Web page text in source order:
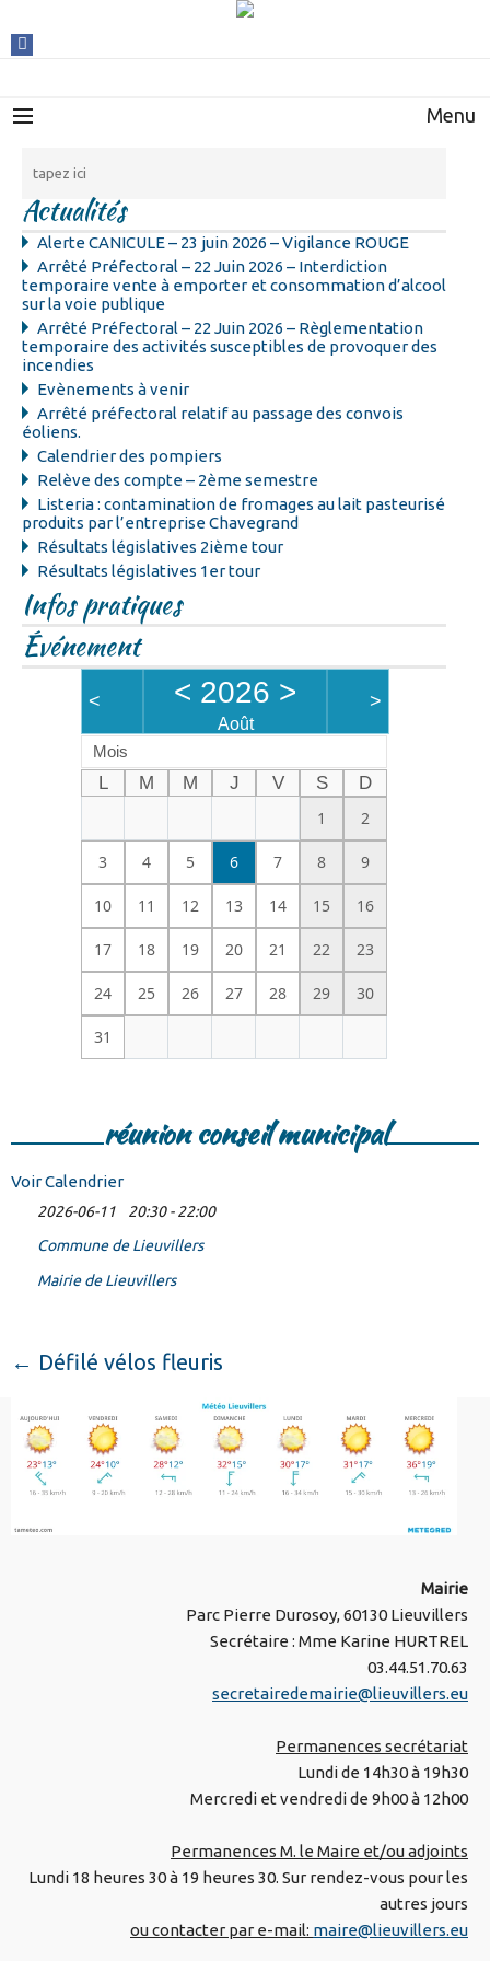
Menu
Actualités
Alerte CANICULE – 23 juin 2026 – Vigilance ROUGE
Arrêté Préfectoral – 22 Juin 2026 – Interdiction
temporaire vente à emporter et consommation d’alcool
sur la voie publique
Arrêté Préfectoral – 22 Juin 2026 – Règlementation
temporaire des activités susceptibles de provoquer des
incendies
Evènements à venir
Arrêté préfectoral relatif au passage des convois
éoliens.
Calendrier des pompiers
Relève des compte – 2ème semestre
Listeria : contamination de fromages au lait pasteurisé
produits par l’entreprise Chavegrand
Résultats législatives 2ième tour
Résultats législatives 1er tour
Infos pratiques
Événement
< < 2026 >
Août
>
Mois
L M M J V S
D
1
2
3 4 5 6 7 8 9
10 11 12 13 14 15 16
17 18 19 20 21 22 23
24 25 26 27 28 29 30
31
réunion conseil municipal
Voir Calendrier
2026-06-11
20:30 - 22:00
Commune de Lieuvillers
Mairie de Lieuvillers
← Défilé vélos fleuris
Mairie
Parc Pierre Durosoy, 60130 Lieuvillers
Secrétaire : Mme Karine HURTREL
03.44.51.70.63
secretairedemairie@lieuvillers.eu
Permanences secrétariat
Lundi de 14h30 à 19h30
Mercredi et vendredi de 9h00 à 12h00
Permanences M. le Maire et/ou adjoints
Lundi 18 heures 30 à 19 heures 30. Sur rendez-vous pour les
autres jours
ou contacter par e-mail: maire@lieuvillers.eu